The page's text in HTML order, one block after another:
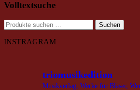
Volltextsuche
Suchen
nach:
Suchen
INSTRAGRAM
triomusikedition
Musikverlag, Werke für Bläser,